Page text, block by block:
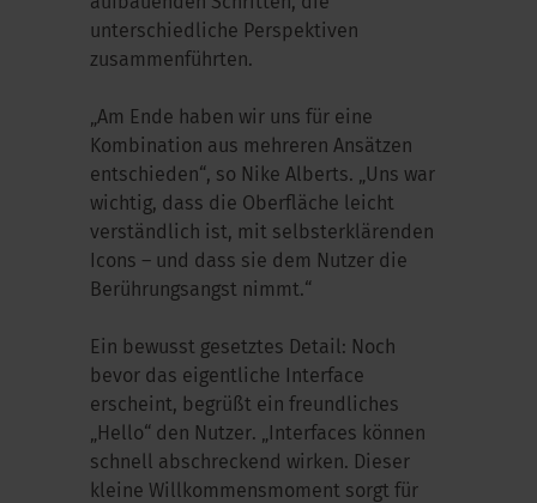
unterschiedliche Perspektiven
zusammenführten.
„Am Ende haben wir uns für eine
Kombination aus mehreren Ansätzen
entschieden“, so Nike Alberts. „Uns war
wichtig, dass die Oberfläche leicht
verständlich ist, mit selbsterklärenden
Icons – und dass sie dem Nutzer die
Berührungsangst nimmt.“
Ein bewusst gesetztes Detail: Noch
bevor das eigentliche Interface
erscheint, begrüßt ein freundliches
„Hello“ den Nutzer. „Interfaces können
schnell abschreckend wirken. Dieser
kleine Willkommensmoment sorgt für